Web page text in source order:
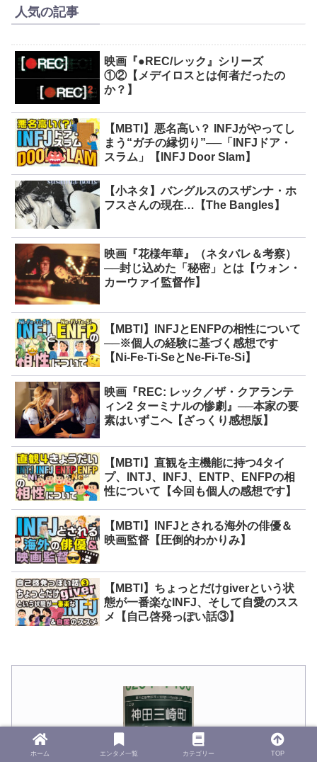
人気の記事
映画『●REC/レック』シリーズ
①②【メデイロスとは何者だったの
か？】
【MBTI】悪名高い？ INFJがやってし
まう“ガチの縁切り”──「INFJドア・
スラム」【INFJ Door Slam】
【小ネタ】バングルスのスザンナ・ホ
フスさんの現在…【The Bangles】
映画『花様年華』（ネタバレ＆考察）
──封じ込めた「秘密」とは【ウォン・
カーウァイ監督作】
【MBTI】INFJとENFPの相性について
──※個人の経験に基づく感想です
【Ni-Fe-Ti-SeとNe-Fi-Te-Si】
映画『REC: レック／ザ・クアランテ
ィン2 ターミナルの惨劇』──本家の要
素はいずこへ【ざっくり感想版】
【MBTI】直観を主機能に持つ4タイ
プ、INTJ、INFJ、ENTP、ENFPの相
性について【今回も個人の感想です】
【MBTI】INFJとされる海外の俳優＆
映画監督【圧倒的わかりみ】
【MBTI】ちょっとだけgiverという状
態が一番楽なINFJ、そして自愛のスス
メ【自己啓発っぽい話③】
ホーム エンタメ一覧 カテゴリー TOP